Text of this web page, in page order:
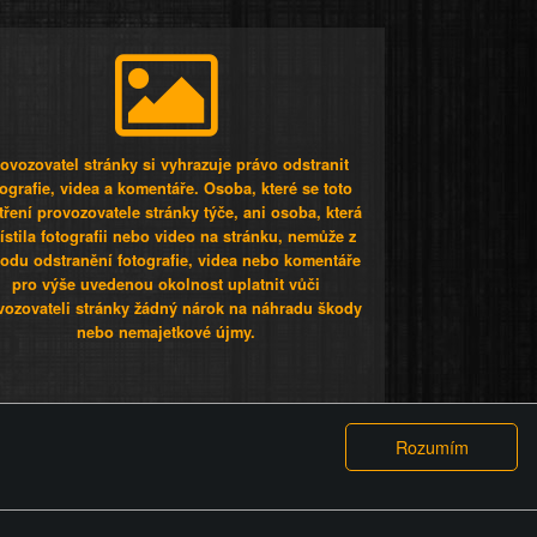
stránky si vyhrazuje právo odstranit
videa a komentáře. Osoba, které se toto
provozovatele stránky týče, ani osoba, která
fotografii nebo video na stránku, nemůže z
odstranění fotografie, videa nebo komentáře
pro výše uvedenou okolnost uplatnit vůči
stránky žádný nárok na náhradu škody
nebo nemajetkové újmy.
GDPR COOKIES